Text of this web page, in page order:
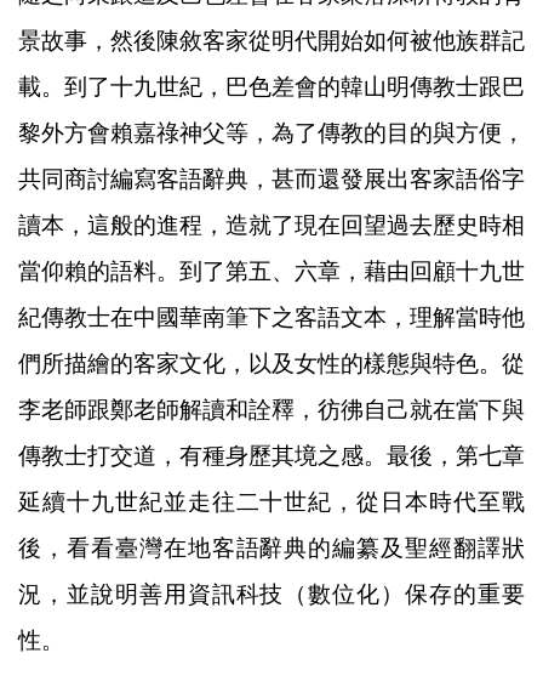
景故事，然後陳敘客家從明代開始如何被他族群記
載。到了十九世紀，巴色差會的韓山明傳教士跟巴
黎外方會賴嘉祿神父等，為了傳教的目的與方便，
共同商討編寫客語辭典，甚而還發展出客家語俗字
讀本，這般的進程，造就了現在回望過去歷史時相
當仰賴的語料。到了第五、六章，藉由回顧十九世
紀傳教士在中國華南筆下之客語文本，理解當時他
們所描繪的客家文化，以及女性的樣態與特色。從
李老師跟鄭老師解讀和詮釋，彷彿自己就在當下與
傳教士打交道，有種身歷其境之感。最後，第七章
延續十九世紀並走往二十世紀，從日本時代至戰
後，看看臺灣在地客語辭典的編纂及聖經翻譯狀
況，並說明善用資訊科技（數位化）保存的重要
性。